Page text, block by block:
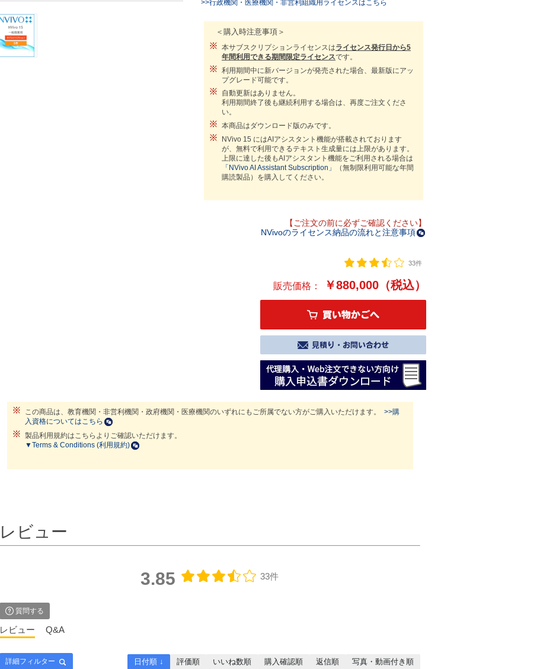
>>行政機関・医療機関・非営利組織用ライセンスはこちら
＜購入時注意事項＞
本サブスクリプションライセンスはライセンス発行日から5
年間利用できる期間限定ライセンスです。
利用期間中に新バージョンが発売された場合、最新版にアッ
プグレード可能です。
自動更新はありません。
利用期間終了後も継続利用する場合は、再度ご注文くださ
い。
本商品はダウンロード版のみです。
NVivo 15 にはAIアシスタント機能が搭載されております
が、無料で利用できるテキスト生成量には上限があります。
上限に達した後もAIアシスタント機能をご利用される場合は
「NVivo AI Assistant Subscription」
（無制限利用可能な年間
購読製品）を購入してください。
【ご注文の前に必ずご確認ください】
NVivoのライセンス納品の流れと注意事項
33件
販売価格： ￥880,000（税込）
この商品は、教育機関・非営利機関・政府機関・医療機関のいずれにもご所属でない方がご購入いただけます。 >>購
入資格についてはこちら
製品利用規約はこちらよりご確認いただけます。
▼Terms & Conditions (利用規約)
レビュー
3.85 33件
質問する
レビュー Q&A
詳細フィルター 日付順 ↓ 評価順 いいね数順 購入確認順 返信順 写真・動画付き順